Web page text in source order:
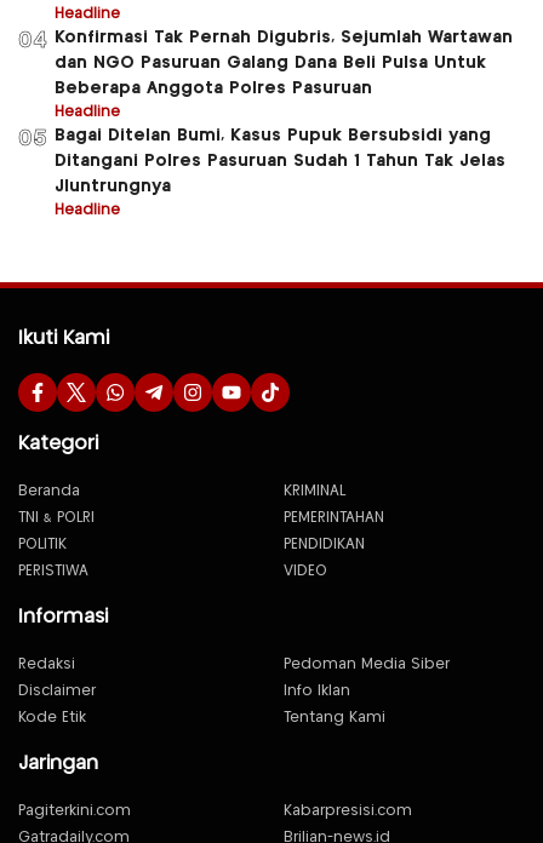
Headline
04
Konfirmasi Tak Pernah Digubris, Sejumlah Wartawan
dan NGO Pasuruan Galang Dana Beli Pulsa Untuk
Beberapa Anggota Polres Pasuruan
Headline
05
Bagai Ditelan Bumi, Kasus Pupuk Bersubsidi yang
Ditangani Polres Pasuruan Sudah 1 Tahun Tak Jelas
Jluntrungnya
Headline
Ikuti Kami
Kategori
Beranda
KRIMINAL
TNI & POLRI
PEMERINTAHAN
POLITIK
PENDIDIKAN
PERISTIWA
VIDEO
Informasi
Redaksi
Pedoman Media Siber
Disclaimer
Info Iklan
Kode Etik
Tentang Kami
Jaringan
Pagiterkini.com
Kabarpresisi.com
Gatradaily.com
Brilian-news.id